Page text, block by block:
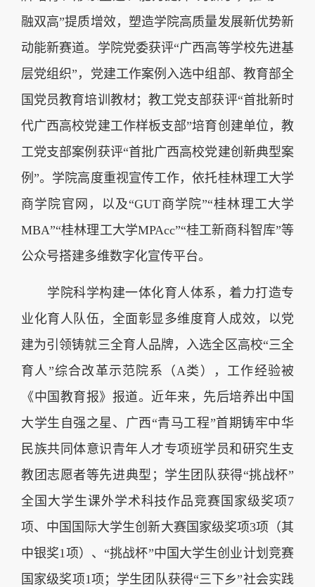
融双高”提质增效，塑造学院高质量发展新优势新
动能新赛道。学院党委获评“广西高等学校先进基
层党组织”，党建工作案例入选中组部、教育部全
国党员教育培训教材；教工党支部获评“首批新时
代广西高校党建工作样板支部”培育创建单位，教
工党支部案例获评“首批广西高校党建创新典型案
例”。学院高度重视宣传工作，依托桂林理工大学
商学院官网，以及“GUT商学院”“桂林理工大学
MBA”“桂林理工大学MPAcc”“桂工新商科智库”等
公众号搭建多维数字化宣传平台。
学院科学构建一体化育人体系，着力打造专
业化育人队伍，全面彰显多维度育人成效，以党
建为引领铸就三全育人品牌，入选全区高校“三全
育人”综合改革示范院系（A类），工作经验被
《中国教育报》报道。近年来，先后培养出中国
大学生自强之星、广西“青马工程”首期铸牢中华
民族共同体意识青年人才专项班学员和研究生支
教团志愿者等先进典型；学生团队获得“挑战杯”
全国大学生课外学术科技作品竞赛国家级奖项7
项、中国国际大学生创新大赛国家级奖项3项（其
中银奖1项）、“挑战杯”中国大学生创业计划竞赛
国家级奖项1项；学生团队获得“三下乡”社会实践